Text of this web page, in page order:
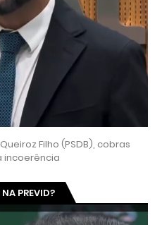
Filho (PSDB), cobras
incoerência
PREVID?